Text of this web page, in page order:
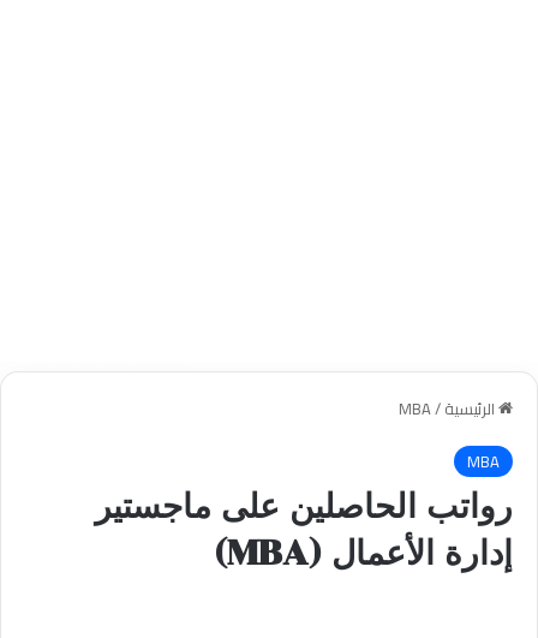
الرئيسية/
MBA
MBA
رواتب الحاصلين على ماجستير
إدارة الأعمال (MBA)